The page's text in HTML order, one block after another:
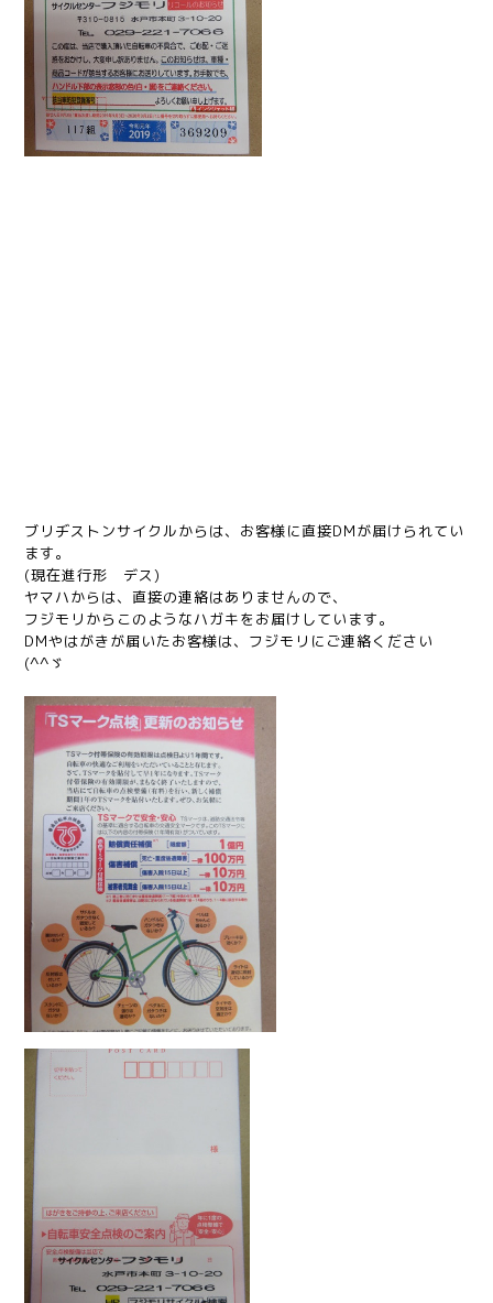
ブリヂストンサイクルからは、お客様に直接DMが届けられてい
ます。
(現在進行形 デス)
ヤマハからは、直接の連絡はありませんので、
フジモリからこのようなハガキをお届けしています。
DMやはがきが届いたお客様は、フジモリにご連絡ください
(^^ゞ